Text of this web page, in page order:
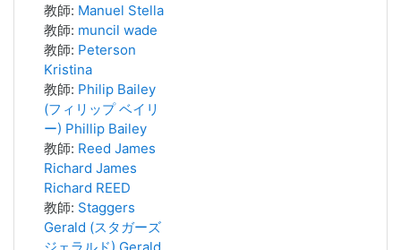
教師: Manuel Stella
教師: muncil wade
教師: Peterson
Kristina
教師: Philip Bailey
(フィリップ ベイリ
ー) Phillip Bailey
教師: Reed James
Richard James
Richard REED
教師: Staggers
Gerald (スタガーズ